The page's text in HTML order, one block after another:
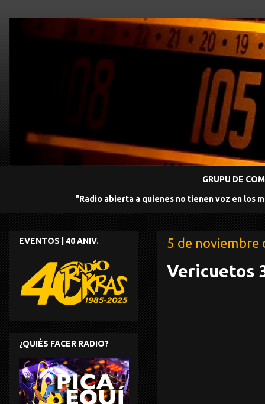
GRUPU DE
"Radio abierta a quienes no tienen voz en los
5 de noviembre
Vericuetos
EVENTOS | 40 ANIV.
¿QUIÉS FACER RADIO?